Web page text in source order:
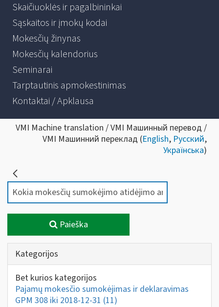
Skaičiuoklės ir pagalbininkai
Sąskaitos ir įmokų kodai
Mokesčių žinynas
Mokesčių kalendorius
Seminarai
Tarptautinis apmokestinimas
Kontaktai / Apklausa
VMI Machine translation / VMI Машинный перевод /
VMI Машинний переклад (English, Русский,
Українська)
Paieška
Kategorijos
Bet kurios kategorijos
Pajamų mokesčio sumokėjimas ir deklaravimas
GPM 308 iki 2018-12-31 (11)